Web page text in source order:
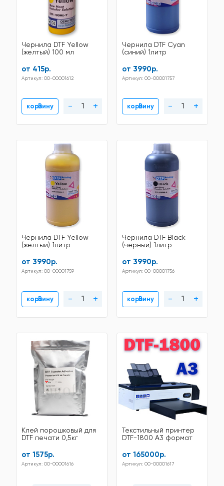
Чернила DTF Yellow
(желтый) 100 мл
от 415р.
Артикул: 00-00001612
В корзину - +
Чернила DTF Cyan
(синий) 1литр
от 3990р.
Артикул: 00-00001757
В корзину - +
Чернила DTF Yellow
(желтый) 1литр
от 3990р.
Артикул: 00-00001759
В корзину - +
Чернила DTF Black
(черный) 1литр
от 3990р.
Артикул: 00-00001756
В корзину - +
Клей порошковый для
DTF печати 0,5кг
от 1575р.
Артикул: 00-00001616
Текстильный принтер
DTF-1800 A3 формат
от 165000р.
Артикул: 00-00001617